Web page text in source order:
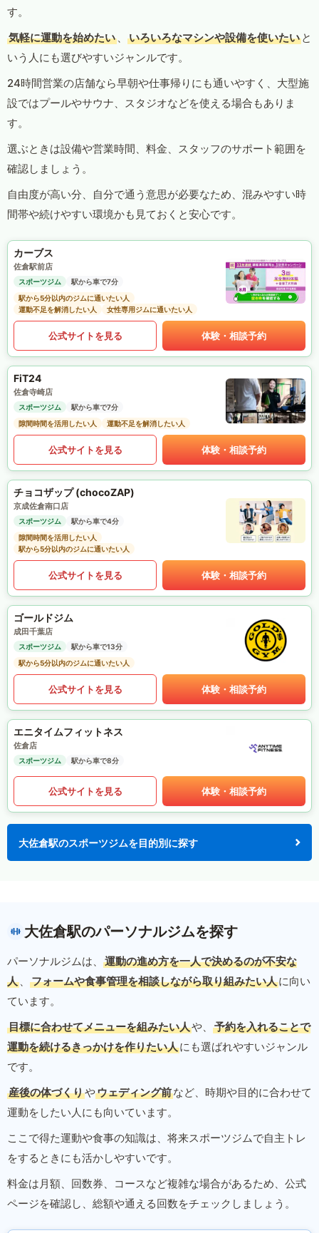
す。
気軽に運動を始めたい 、 いろいろなマシンや設備を使いたい と
いう人にも選びやすいジャンルです。
24時間営業の店舗なら早朝や仕事帰りにも通いやすく、大型施
設ではプールやサウナ、スタジオなどを使える場合もありま
す。
選ぶときは設備や営業時間、料金、スタッフのサポート範囲を
確認しましょう。
自由度が高い分、自分で通う意思が必要なため、混みやすい時
間帯や続けやすい環境かも見ておくと安心です。
カーブス
佐倉駅前店
スポーツジム
駅から車で7分
駅から5分以内のジムに通いたい人
運動不足を解消したい人
女性専用ジムに通いたい人
公式サイトを見る 体験・相談予約
FiT24
佐倉寺崎店
スポーツジム
駅から車で7分
隙間時間を活用したい人
運動不足を解消したい人
公式サイトを見る 体験・相談予約
チョコザップ (chocoZAP)
京成佐倉南口店
スポーツジム
駅から車で4分
隙間時間を活用したい人
駅から5分以内のジムに通いたい人
公式サイトを見る 体験・相談予約
ゴールドジム
成田千葉店
スポーツジム
駅から車で13分
駅から5分以内のジムに通いたい人
公式サイトを見る 体験・相談予約
エニタイムフィットネス
佐倉店
スポーツジム 駅から車で8分
公式サイトを見る 体験・相談予約
大佐倉駅のスポーツジムを目的別に探す
大佐倉駅のパーソナルジムを探す
パーソナルジムは、
運動の進め方を一人で決めるのが不安な
人 、 フォームや食事管理を相談しながら取り組みたい人に向い
ています。
目標に合わせてメニューを組みたい人や、
予約を入れることで
運動を続けるきっかけを作りたい人にも選ばれやすいジャンル
です。
産後の体づくりやウェディング前など、時期や目的に合わせて
運動をしたい人にも向いています。
ここで得た運動や食事の知識は、将来スポーツジムで自主トレ
をするときにも活かしやすいです。
料金は月額、回数券、コースなど複雑な場合があるため、公式
ページを確認し、総額や通える回数をチェックしましょう。